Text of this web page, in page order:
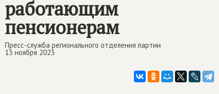
работающим
пенсионерам
Пресс-служба регионального отделения партии
13 ноября 2023